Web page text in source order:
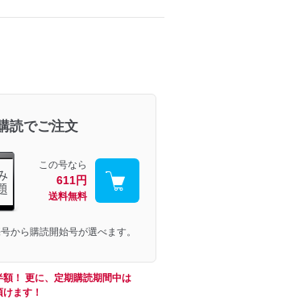
読でご注文
この号なら
611円
送料無料
から購読開始号が選べます。
！ 更に、定期購読期間中は
ます！